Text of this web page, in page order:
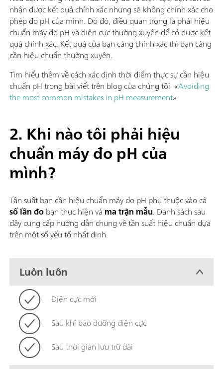
nhận được kết quả chính xác nhưng sẽ không chính xác cho
phép đo pH của mình. Do đó, điều quan trọng là phải hiệu
chuẩn máy đo pH và điện cực thường xuyên để có được kết
quả chính xác. Kết quả của bạn càng chính xác thì bạn càng
cần hiệu chuẩn thường xuyên.
Tìm hiểu thêm về cách xác định thời điểm thực sự cần hiệu
chuẩn pH trong bài viết trên blog của chúng tôi «Avoiding
the most common mistakes in pH measurement».
2. Khi nào tôi phải hiệu
chuẩn máy đo pH của
mình?
Tần suất bạn cần hiệu chuẩn máy đo pH phụ thuộc vào cả
số lần đobạn thực hiện và ma trận mẫu. Danh sách sau
đây cung cấp hướng dẫn chung về tần suất hiệu chuẩn dựa
trên một số yếu tố nhất định.
Luôn luôn
Điện cực mới
Sau khi bảo dưỡng điện cực
Sau thời gian lưu trữ dài